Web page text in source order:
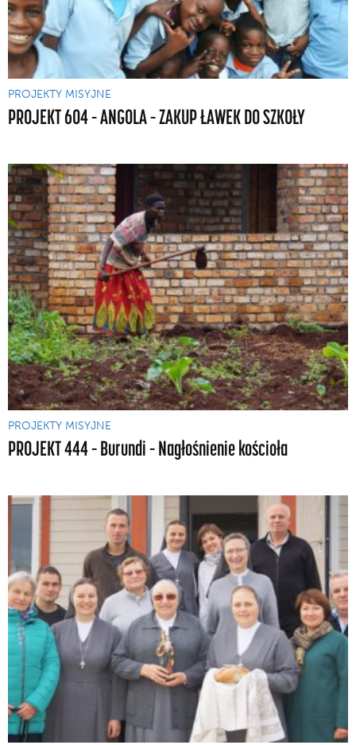
PROJEKTY MISYJNE
PROJEKT 604 – ANGOLA – ZAKUP ŁAWEK DO SZKOŁY
PROJEKTY MISYJNE
PROJEKT 444 – Burundi – Nagłośnienie kościoła